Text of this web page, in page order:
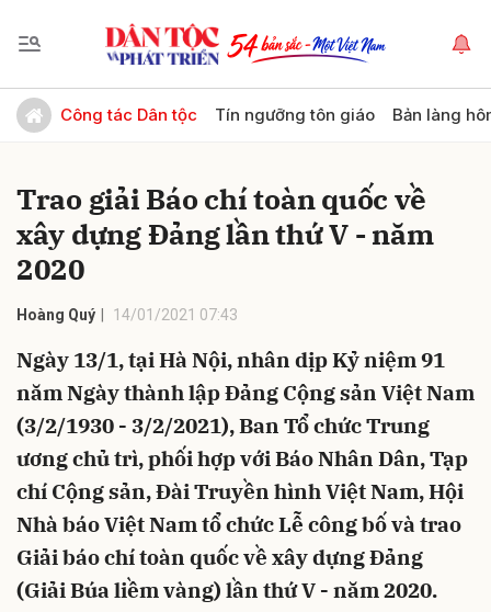
Công tác Dân tộc Tín ngưỡng tôn giáo Bản làng
Trao giải Báo chí toàn quốc về
xây dựng Đảng lần thứ V - năm
2020
Hoàng Quý 14/01/2021 07:43
Ngày 13/1, tại Hà Nội, nhân dịp Kỷ niệm 91
năm Ngày thành lập Đảng Cộng sản Việt Nam
(3/2/1930 - 3/2/2021), Ban Tổ chức Trung
ương chủ trì, phối hợp với Báo Nhân Dân, Tạp
chí Cộng sản, Đài Truyền hình Việt Nam, Hội
Nhà báo Việt Nam tổ chức Lễ công bố và trao
Giải báo chí toàn quốc về xây dựng Đảng
(Giải Búa liềm vàng) lần thứ V - năm 2020.
Gửi bình luận